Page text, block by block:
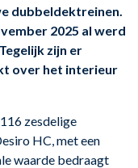
dubbeldektreinen.
2025 al werd
zijn er
over het interieur
zesdelige
HC, met een
waarde bedraagt